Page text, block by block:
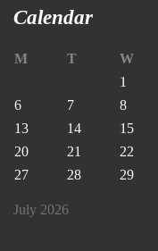
Calendar
July 2026
M T W
1
6
7 8
13
14 15
20
21 22
27
28 29